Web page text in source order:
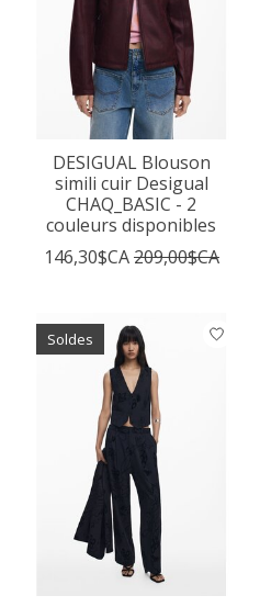
DESIGUAL Blouson
simili cuir Desigual
CHAQ_BASIC - 2
couleurs disponibles
146,30$CA209,00$CA
Soldes